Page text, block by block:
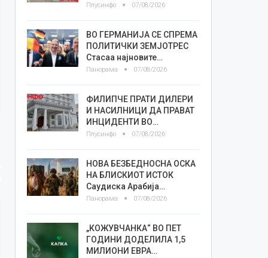
Плусинфо 07/08/2026
ВО ГЕРМАНИЈА СЕ СПРЕМА
ПОЛИТИЧКИ ЗЕМЈОТРЕС
Стасаа најновите…
Панорама 07/08/2026
ФИЛИПЧЕ ПРАТИ ДИЛЕРИ
И НАСИЛНИЦИ ДА ПРАВАТ
ИНЦИДЕНТИ ВО…
Плусинфо 07/08/2026
НОВА БЕЗБЕДНОСНА ОСКА
НА БЛИСКИОТ ИСТОК
Саудиска Арабија…
Панорама 07/08/2026
„КОЖУВЧАНКА“ ВО ПЕТ
ГОДИНИ ДОДЕЛИЛА 1,5
МИЛИОНИ ЕВРА…